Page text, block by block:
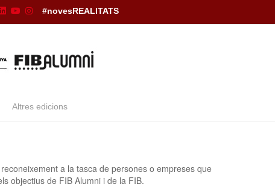
#novesREALITATS
Altres edicions
a la tasca de persones o empreses que
objectius de FIB Alumni i de la FIB.